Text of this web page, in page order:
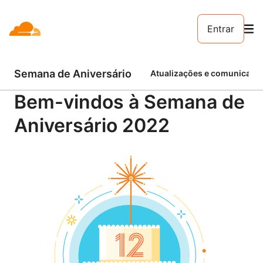
Entrar
Semana de Aniversário Atualizações e
Bem-vindos à Semana de
Aniversário 2022